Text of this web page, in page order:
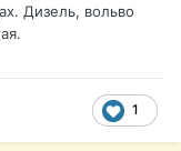
Дизель, вольво
1